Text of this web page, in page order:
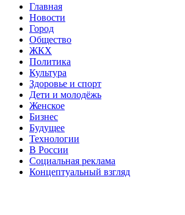
Главная
Новости
Город
Общество
ЖКХ
Политика
Культура
Здоровье и спорт
Дети и молодёжь
Женское
Бизнес
Будущее
Технологии
В России
Социальная реклама
Концептуальный взгляд